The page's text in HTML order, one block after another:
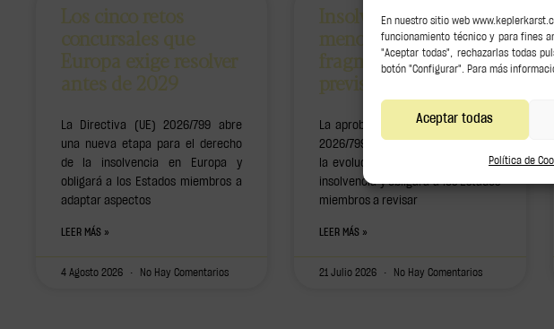
En nuestro sitio web
funcionamiento técnico y para fines
"Aceptar todas", rechazarlas todas
botón "Configurar". Para más
Aceptar todas
Política de
Los cinco retos
concursales que
Europa exige resolver
antes de 2029
La Directiva (UE) 2026/799 abre
una nueva etapa para el derecho
de la insolvencia en Europa y
obligará a los Estados miembros a
adaptar aspectos
LEER MÁS »
4 Agosto 2026 No Hay Comentarios
Insolvencia Europea:
menos
fragmentación, más
previsibilidad
La aprobación de la Directiva (UE)
2026/799 marca un nuevo paso en
la evolución del marco europeo de
insolvencia y obligará a los Estados
miembros a revisar
LEER MÁS »
21 Julio 2026 No Hay Comentarios